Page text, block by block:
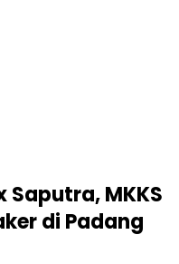
Saputra, MKKS
di Padang